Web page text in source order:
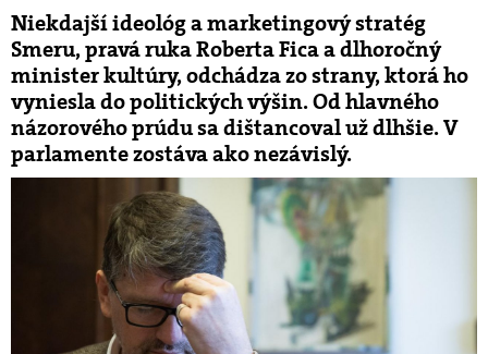
Niekdajší ideológ a marketingový stratég
Smeru, pravá ruka Roberta Fica a dlhoročný
minister kultúry, odchádza zo strany, ktorá ho
vyniesla do politických výšin. Od hlavného
názorového prúdu sa dištancoval už dlhšie. V
parlamente zostáva ako nezávislý.